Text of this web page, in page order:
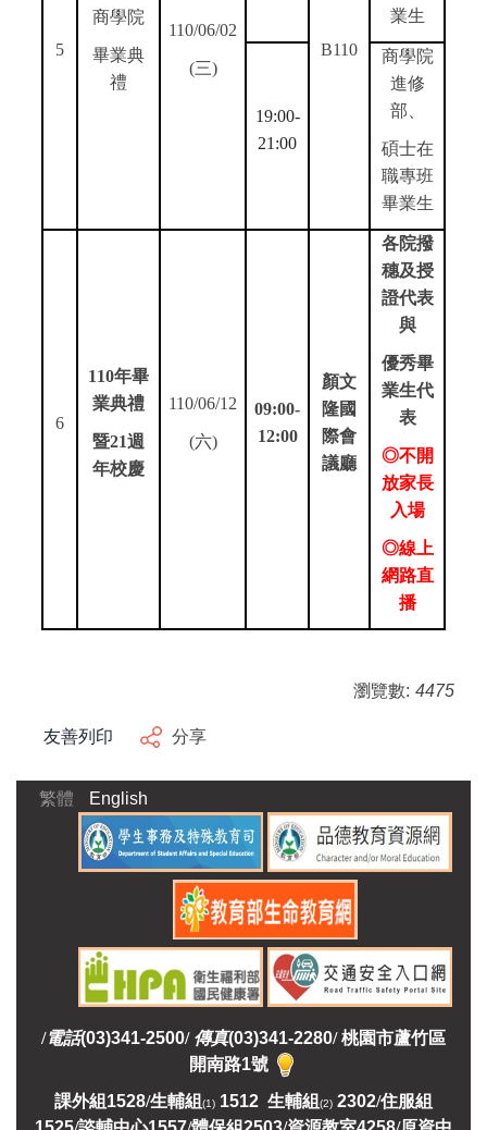
5
商學院
畢業典
禮
110/06/02
(三)
B110
業生
19:00-
21:00
商學院
進修
部、
碩士在
職專班
畢業生
6
110年畢
業典禮
暨21週
年校慶
110/06/12
(六)
09:00-
12:00
顏文
隆國
際會
議廳
各院撥
穗及授
證代表
與
優秀畢
業生代
表
◎不開
放家長
入場
◎線上
網路直
播
瀏覽數: 4475
友善列印 分享
繁體 English
/電話(03)341-2500/ 傳真(03)341-2280/ 桃園市蘆竹區
開南路1號
課外組 1528/生輔組 (1) 1512 生輔組 (2) 2302/住服組